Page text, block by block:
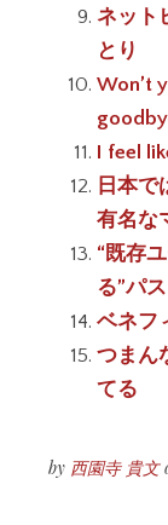
ネット
とり
Won’t
I feel
日本で
有名な
“既存
る”パ
ベネフ
つまん
てる
by 西園寺 貴文